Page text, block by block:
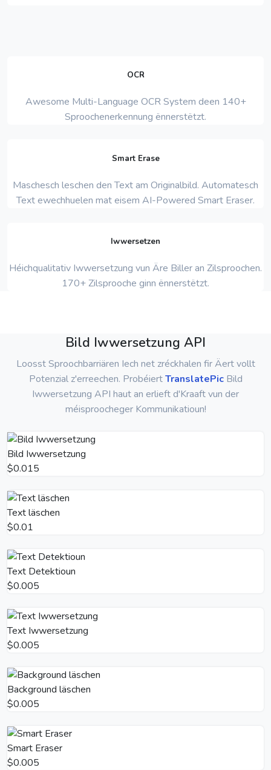
OCR
Awesome Multi-Language OCR System deen 140+
Sproochenerkennung ënnerstëtzt.
Smart Erase
Maschesch leschen den Text am Originalbild. Automatesch
Text ewechhuelen mat eisem AI-Powered Smart Eraser.
Iwwersetzen
Héichqualitativ Iwwersetzung vun Äre Biller an Zilsproochen.
170+ Zilsprooche ginn ënnerstëtzt.
Bild Iwwersetzung API
Loosst Sproochbarriären Iech net zréckhalen fir Äert vollt
Potenzial z'erreechen. ProbéiertTranslatePicBild
Iwwersetzung API haut an erlieft d'Kraaft vun der
méisproocheger Kommunikatioun!
Bild Iwwersetzung
$0.015
Text läschen
$0.01
Text Detektioun
$0.005
Text Iwwersetzung
$0.005
Background läschen
$0.005
Smart Eraser
$0.005